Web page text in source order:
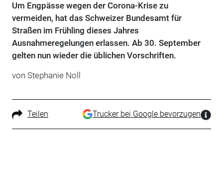
Um Engpässe wegen der Corona-Krise zu
vermeiden, hat das Schweizer Bundesamt für
Straßen im Frühling dieses Jahres
Ausnahmeregelungen erlassen. Ab 30. September
gelten nun wieder die üblichen Vorschriften.
von Stephanie Noll
Teilen Trucker bei Google bevorzugen